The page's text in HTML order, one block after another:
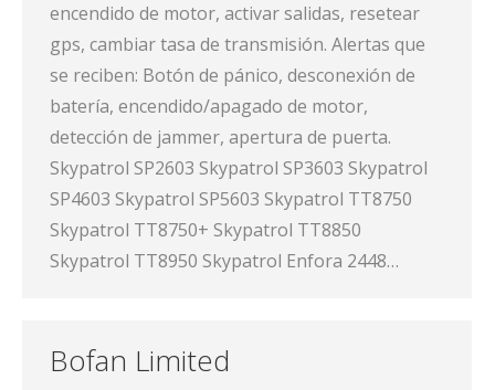
encendido de motor, activar salidas, resetear
gps, cambiar tasa de transmisión. Alertas que
se reciben: Botón de pánico, desconexión de
batería, encendido/apagado de motor,
detección de jammer, apertura de puerta.
Skypatrol SP2603 Skypatrol SP3603 Skypatrol
SP4603 Skypatrol SP5603 Skypatrol TT8750
Skypatrol TT8750+ Skypatrol TT8850
Skypatrol TT8950 Skypatrol Enfora 2448…
Bofan Limited